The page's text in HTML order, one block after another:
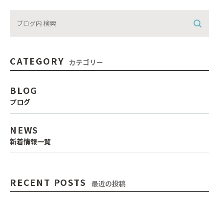
CATEGORY カテゴリー
BLOG
ブログ
NEWS
新着情報一覧
RECENT POSTS 最近の投稿